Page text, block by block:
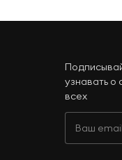
узнавать о
всех